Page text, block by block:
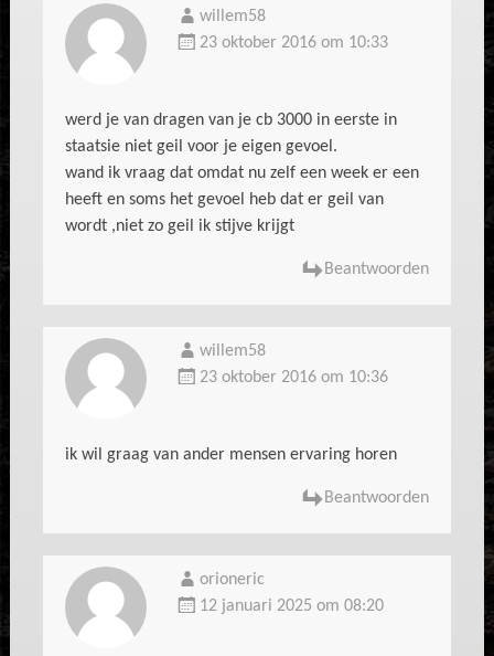
willem58
23 oktober 2016 om 10:33
werd je van dragen van je cb 3000 in eerste in
staatsie niet geil voor je eigen gevoel.
wand ik vraag dat omdat nu zelf een week er een
heeft en soms het gevoel heb dat er geil van
wordt ,niet zo geil ik stijve krijgt
Beantwoorden
willem58
23 oktober 2016 om 10:36
ik wil graag van ander mensen ervaring horen
Beantwoorden
orioneric
12 januari 2025 om 08:20